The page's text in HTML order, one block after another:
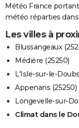
Météo France
météo réparties
Les villes à
Blussangeaux
Médière (25250)
L'Isle-sur-le-
Appenans (25250)
Longevelle-sur-
Climat dans le